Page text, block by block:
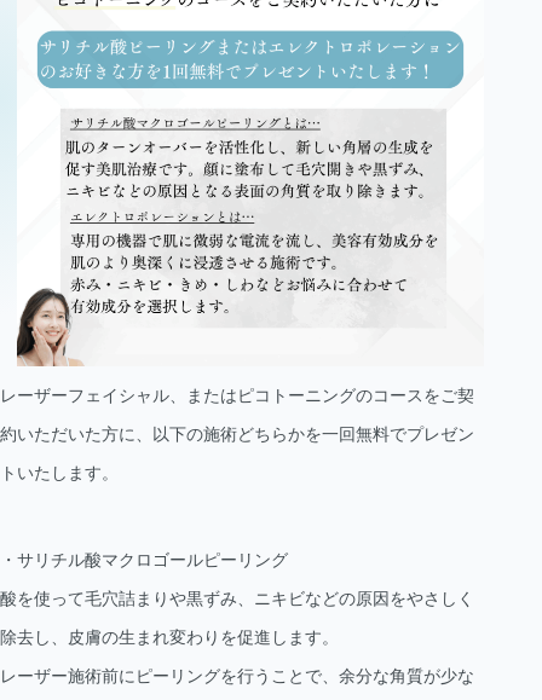
レーザーフェイシャル、またはピコトーニングのコースをご契
約いただいた方に、以下の施術どちらかを一回無料でプレゼン
トいたします。
・サリチル酸マクロゴールピーリング
酸を使って毛穴詰まりや黒ずみ、ニキビなどの原因をやさしく
除去し、皮膚の生まれ変わりを促進します。
レーザー施術前にピーリングを行うことで、余分な角質が少な